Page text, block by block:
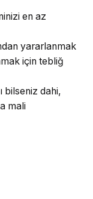
en az
yararlanmak
için tebliğ
bilseniz dahi,
mali